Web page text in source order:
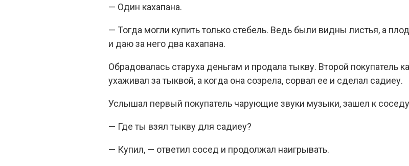
— Один кахапана.
— Тогда могли купить только стебель. Ведь были видны листья, а
и даю за него два кахапана.
Обрадовалась старуха деньгам и продала тыкву. Второй покупатель
ухаживал за тыквой, а когда она созрела, сорвал ее и сделал садиеу.
Услышал первый покупатель чарующие звуки музыки, зашел к
— Где ты взял тыкву для садиеу?
— Купил, — ответил сосед и продолжал наигрывать.